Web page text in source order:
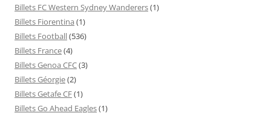
Billets FC Western Sydney Wanderers(1)
Billets Fiorentina (1)
Billets Football(536)
Billets France(4)
Billets Genoa CFC(3)
Billets Géorgie(2)
Billets Getafe CF(1)
Billets Go Ahead Eagles(1)